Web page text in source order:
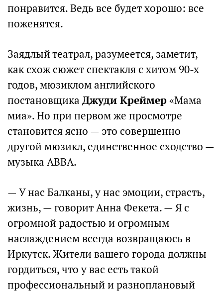
понравится. Ведь все будет хорошо: все
поженятся.
Заядлый театрал, разумеется, заметит,
как схож сюжет спектакля с хитом 90-х
годов, мюзиклом английского
постановщика Джуди Креймер«Мама
миа». Но при первом же просмотре
становится ясно — это совершенно
другой мюзикл, единственное сходство —
музыка ABBA.
— У нас Балканы, у нас эмоции, страсть,
жизнь, — говорит Анна Фекета. — Я с
огромной радостью и огромным
наслаждением всегда возвращаюсь в
Иркутск. Жители вашего города должны
гордиться, что у вас есть такой
профессиональный и разноплановый